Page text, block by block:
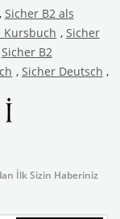
, Sicher B2 als
Kursbuch , Sicher
Sicher B2
, Sicher Deutsch ,
İlk Sizin Haberiniz